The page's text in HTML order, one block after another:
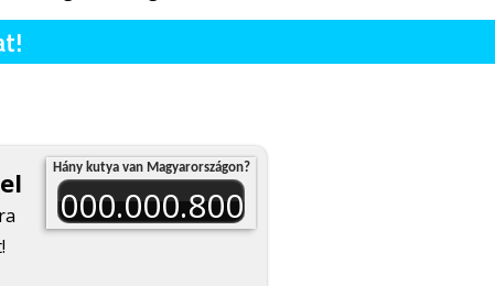
Hány kutya van Magyarországon?
000.000.800